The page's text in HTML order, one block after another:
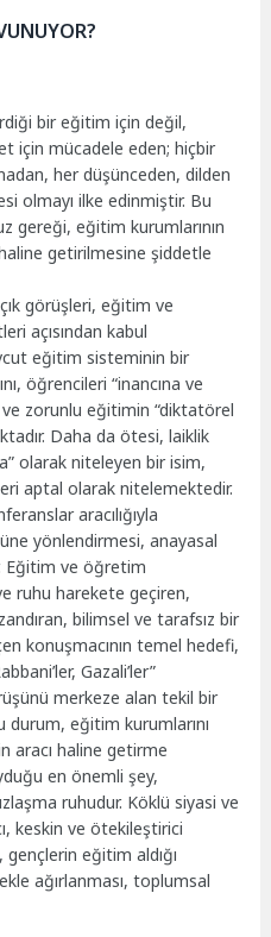
bir eğitim için değil,
için mücadele eden; hiçbir
her düşünceden, dilden
olmayı ilke edinmiştir. Bu
gereği, eğitim kurumlarının
getirilmesine şiddetle
görüşleri, eğitim ve
açısından kabul
eğitim sisteminin bir
öğrencileri “inancına ve
ve zorunlu eğitimin “diktatörel
Daha da ötesi, laiklik
olarak niteleyen bir isim,
aptal olarak nitelemektedir.
aracılığıyla
yönlendirmesi, anayasal
Eğitim ve öğretim
ruhu harekete geçiren,
bilimsel ve tarafsız bir
konuşmacının temel hedefi,
Gazali’ler”
merkeze alan tekil bir
durum, eğitim kurumlarını
aracı haline getirme
en önemli şey,
ruhudur. Köklü siyasi ve
keskin ve ötekileştirici
eğitim aldığı
ağırlanması, toplumsal